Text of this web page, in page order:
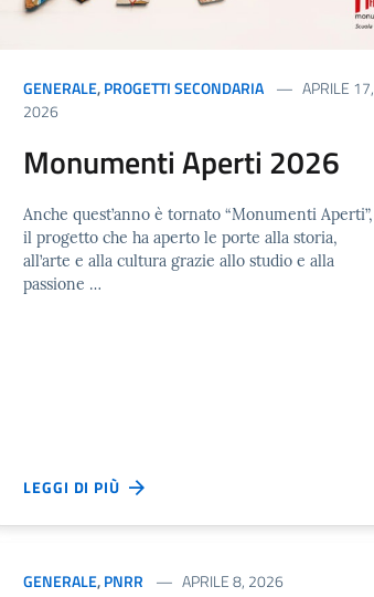
GENERALE,PROGETTI SECONDARIA
APRILE 17,
2026
Monumenti Aperti 2026
Anche quest’anno è tornato “Monumenti Aperti”,
il progetto che ha aperto le porte alla storia,
all’arte e alla cultura grazie allo studio e alla
passione …
LEGGI DI PIÙ
GENERALE,PNRR APRILE 8, 2026